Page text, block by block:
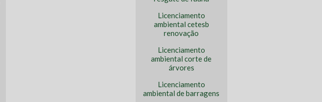
Licenciamento
ambiental cetesb
renovação
Licenciamento
ambiental corte de
árvores
Licenciamento
ambiental de barragens